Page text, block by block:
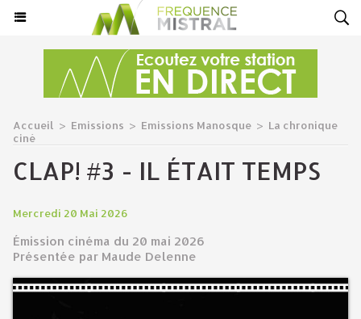
Accueil > Emissions > Emissions Manosque > La chronique
ciné
CLAP! #3 - IL ÉTAIT TEMPS
Mercredi 20 Mai 2026
Émission cinéma du 20 mai 2026
Présentée par Maude Delenne